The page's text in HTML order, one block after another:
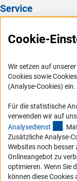
Service
FAQ
Logo und Corporate
RSS-Feeds
Compliance
Vergabeverfahren
Barrierefreiheit
Service und
Erklärung zur
Cookie-
Wir setzen auf
Cookies sowie
(Analyse-Cookies) ein.
Für die statistische
verwenden wir auf
Analysedienst
.
Zusätzliche Analyse-
Websites noch
Onlineangebot zu
optimieren. Wenn Sie
können diese